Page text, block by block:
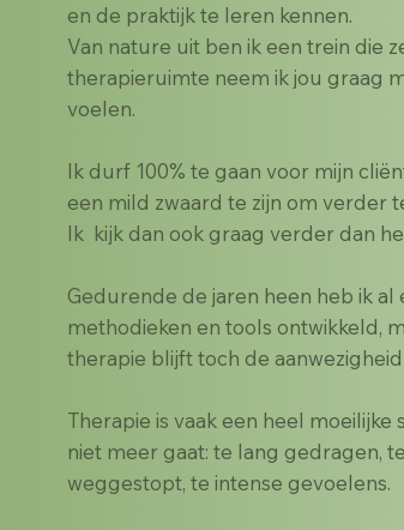
en de praktijk te leren kennen.
Van nature uit ben ik een trein die
therapieruimte neem ik jou graag
voelen.
Ik durf 100% te gaan voor mijn
een mild zwaard te zijn om verder
Ik kijk dan ook graag verder dan
Gedurende de jaren heen heb ik al
methodieken en tools ontwikkeld,
therapie blijft toch de
Therapie is vaak een heel
niet meer gaat: te lang gedragen,
weggestopt, te intense gevoelens.